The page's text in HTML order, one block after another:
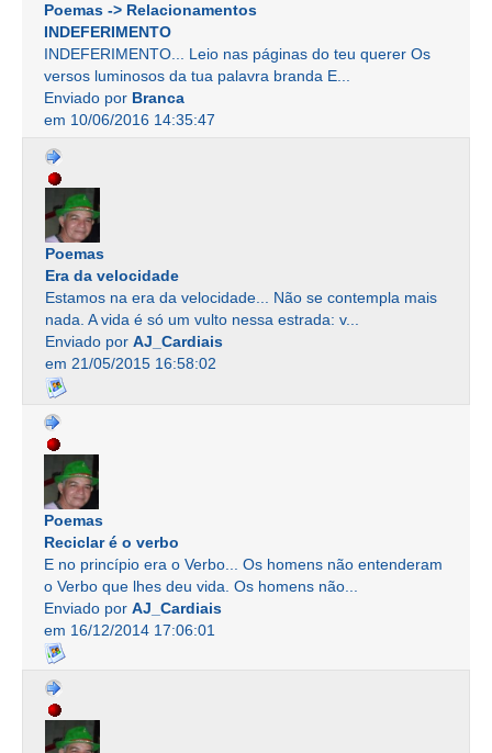
Poemas -> Relacionamentos
INDEFERIMENTO
INDEFERIMENTO... Leio nas páginas do teu querer Os
versos luminosos da tua palavra branda E...
Enviado por Branca
em 10/06/2016 14:35:47
Poemas
Era da velocidade
Estamos na era da velocidade... Não se contempla mais
nada. A vida é só um vulto nessa estrada: v...
Enviado por AJ_Cardiais
em 21/05/2015 16:58:02
Poemas
Reciclar é o verbo
E no princípio era o Verbo... Os homens não entenderam
o Verbo que lhes deu vida. Os homens não...
Enviado por AJ_Cardiais
em 16/12/2014 17:06:01